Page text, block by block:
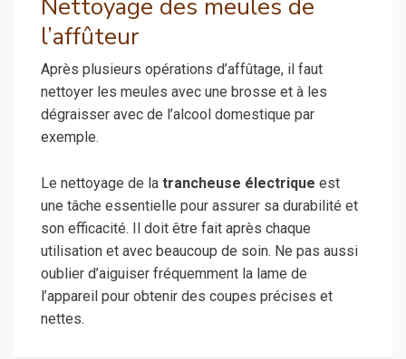
Nettoyage des meules de
l’affûteur
Après plusieurs opérations d’affûtage, il faut
nettoyer les meules avec une brosse et à les
dégraisser avec de l’alcool domestique par
exemple.
Le nettoyage de la trancheuse électrique est
une tâche essentielle pour assurer sa durabilité et
son efficacité. Il doit être fait après chaque
utilisation et avec beaucoup de soin. Ne pas aussi
oublier d’aiguiser fréquemment la lame de
l’appareil pour obtenir des coupes précises et
nettes.